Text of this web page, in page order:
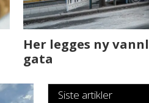
Det er i Drammen det
Siste artikler